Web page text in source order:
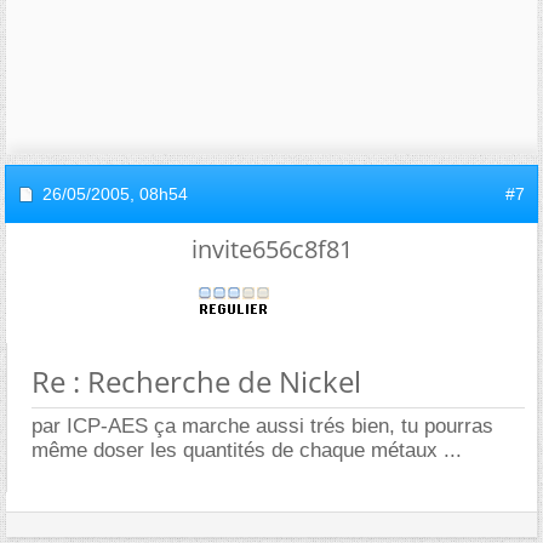
26/05/2005, 08h54 #7
invite656c8f81
Re : Recherche de Nickel
par ICP-AES ça marche aussi trés bien, tu pourras
même doser les quantités de chaque métaux ...